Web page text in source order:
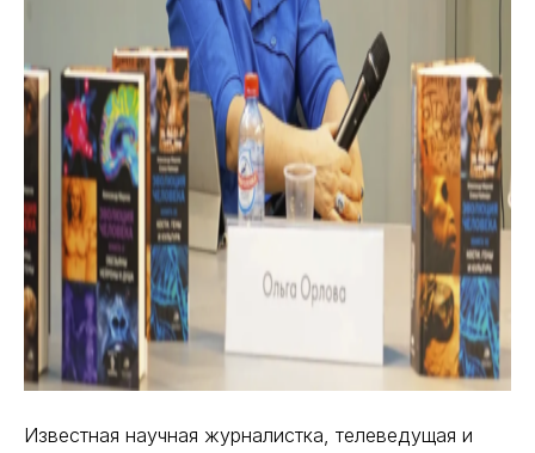
Известная научная журналистка, телеведущая и